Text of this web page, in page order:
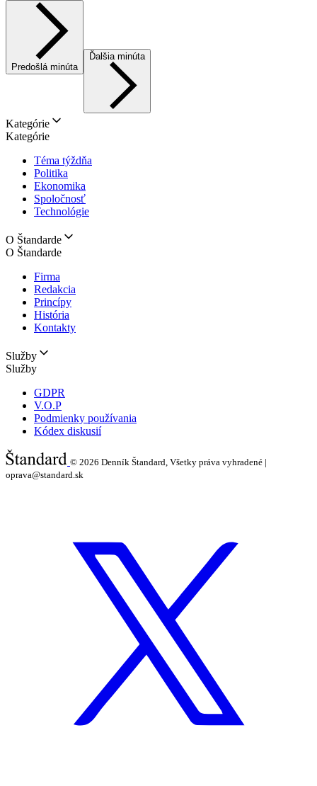
Predošlá minúta
Ďalšia minúta
Kategórie
Kategórie
Téma týždňa
Politika
Ekonomika
Spoločnosť
Technológie
O Štandarde
O Štandarde
Firma
Redakcia
Princípy
História
Kontakty
Služby
Služby
GDPR
V.O.P
Podmienky používania
Kódex diskusií
© 2026 Denník Štandard, Všetky práva vyhradené |
oprava@standard.sk